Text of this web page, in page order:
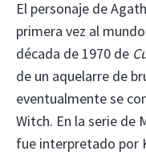
El personaje de
primera vez al
década de 1970 de
de un aquelarre de
eventualmente se
Witch. En la serie de
fue interpretado por